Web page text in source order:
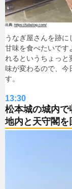
https://tabelog.com/
うなぎ屋さんを跡に
甘味を食べたいです
れるというちょっと
味が変わるので、今
す。
13:30
松本城の城内
地内と天守閣を